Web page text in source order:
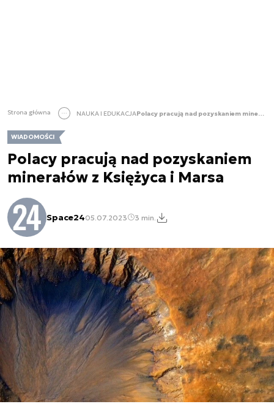
Strona główna NAUKA I EDUKACJA Polacy pracują nad pozyskaniem minerałów z Księżyca i Marsa
WIADOMOŚCI
Polacy pracują nad pozyskaniem
minerałów z Księżyca i Marsa
Space2405.07.2023 3 min.